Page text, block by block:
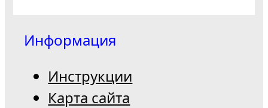
Информация
Инструкции
Карта сайта